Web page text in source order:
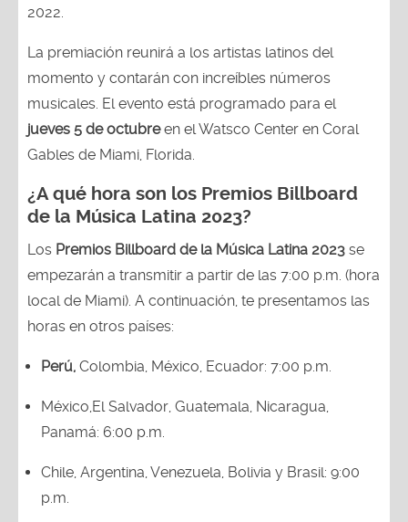
2022.
La premiación reunirá a los artistas latinos del
momento y contarán con increíbles números
musicales. El evento está programado para el
jueves 5 de octubreen el Watsco Center en Coral
Gables de Miami, Florida.
¿A qué hora son los Premios Billboard
de la Música Latina 2023?
Los Premios Billboard de la Música Latina 2023 se
empezarán a transmitir a partir de las 7:00 p.m. (hora
local de Miami). A continuación, te presentamos las
horas en otros países:
Perú, Colombia, México, Ecuador: 7:00 p.m.
México,El Salvador, Guatemala, Nicaragua,
Panamá: 6:00 p.m.
Chile, Argentina, Venezuela, Bolivia y Brasil: 9:00
p.m.